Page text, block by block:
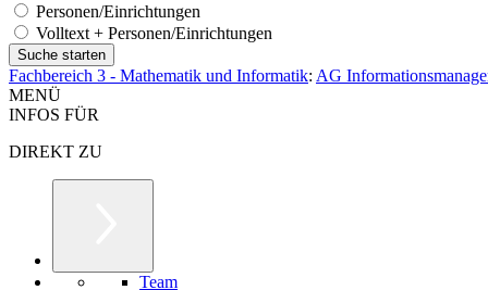
Personen/Einrichtungen
Volltext + Personen/Einrichtungen
Fachbereich 3 - Mathematik und Informatik: AG
MENÜ
INFOS FÜR
DIREKT ZU
Team